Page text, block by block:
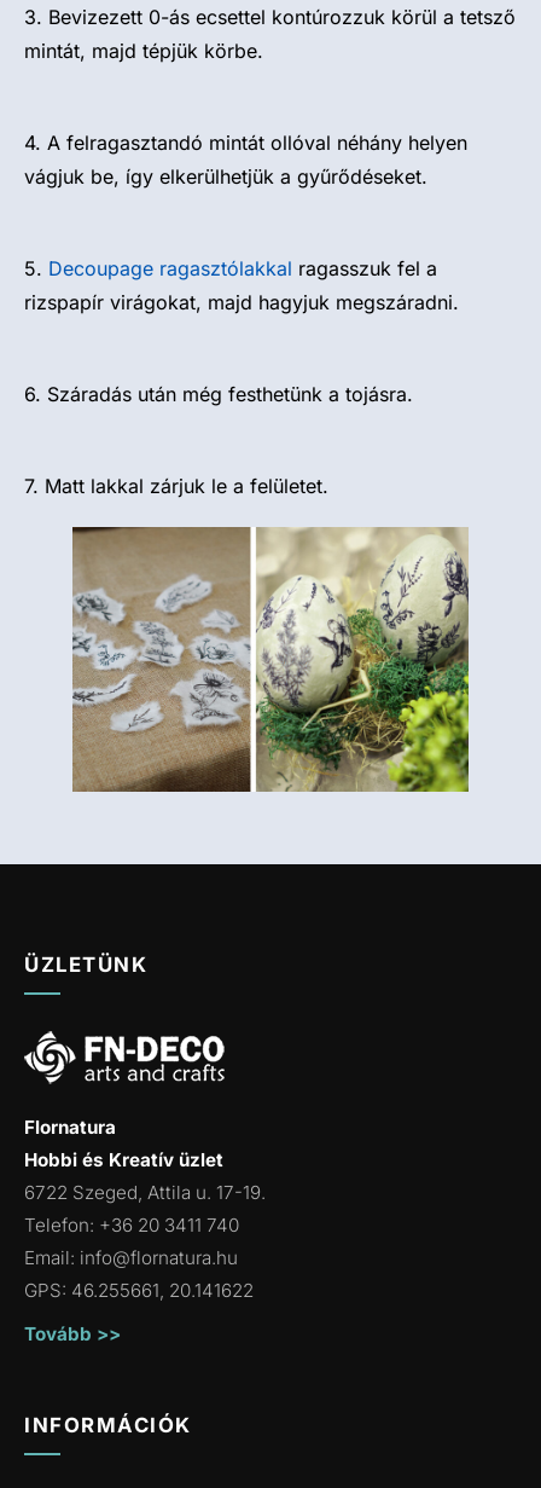
3. Bevizezett 0-ás ecsettel kontúrozzuk körül a tetsző
mintát, majd tépjük körbe.
4. A felragasztandó mintát ollóval néhány helyen
vágjuk be, így elkerülhetjük a gyűrődéseket.
5. Decoupage ragasztólakkal ragasszuk fel a
rizspapír virágokat, majd hagyjuk megszáradni.
6. Száradás után még festhetünk a tojásra.
7. Matt lakkal zárjuk le a felületet.
ÜZLETÜNK
Flornatura
Hobbi és Kreatív üzlet
6722 Szeged, Attila u. 17-19.
Telefon: +36 20 3411 740
Email: info@flornatura.hu
GPS: 46.255661, 20.141622
Tovább >>
INFORMÁCIÓK